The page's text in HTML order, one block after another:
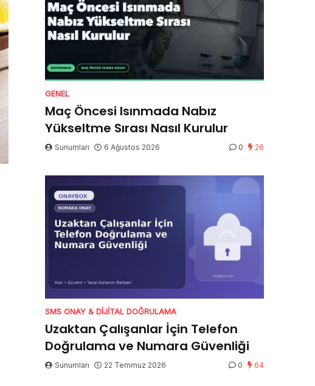
GENEL
Maç Öncesi Isınmada Nabız
Yükseltme Sırası Nasıl Kurulur
Sunumları 6 Ağustos 2026 0 26
SMS ONAY & DIJITAL DOĞRULAMA
Uzaktan Çalışanlar İçin Telefon
Doğrulama ve Numara Güvenliği
Sunumları 22 Temmuz 2026 0 64